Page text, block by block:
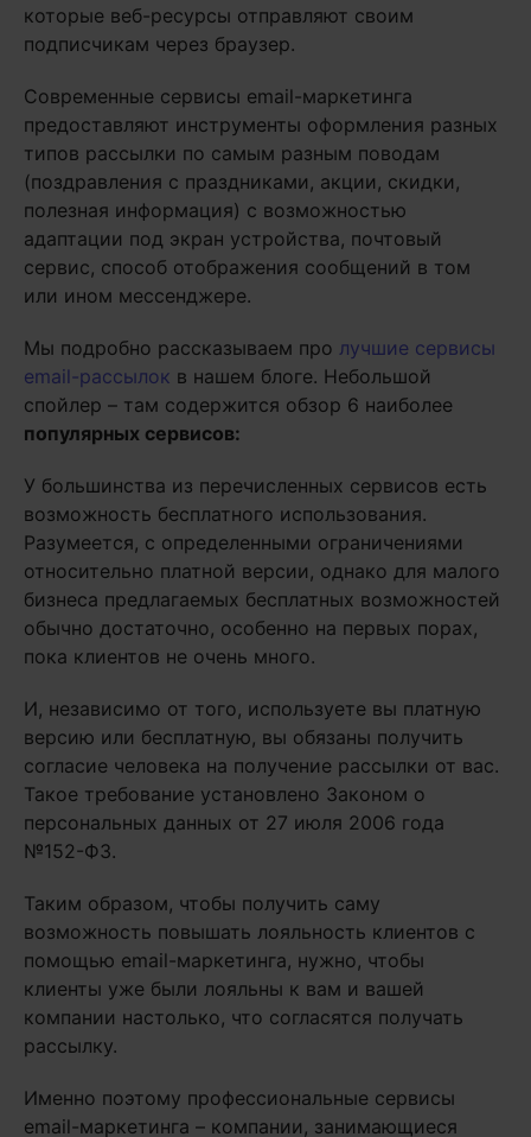
которые веб-ресурсы отправляют своим
подписчикам через браузер.
Современные сервисы email-маркетинга
предоставляют инструменты оформления разных
типов рассылки по самым разным поводам
(поздравления с праздниками, акции, скидки,
полезная информация) с возможностью
адаптации под экран устройства, почтовый
сервис, способ отображения сообщений в том
или ином мессенджере.
Мы подробно рассказываем про лучшие сервисы
email-рассылок в нашем блоге. Небольшой
спойлер – там содержится обзор 6 наиболее
популярных сервисов:
У большинства из перечисленных сервисов есть
возможность бесплатного использования.
Разумеется, с определенными ограничениями
относительно платной версии, однако для малого
бизнеса предлагаемых бесплатных возможностей
обычно достаточно, особенно на первых порах,
пока клиентов не очень много.
И, независимо от того, используете вы платную
версию или бесплатную, вы обязаны получить
согласие человека на получение рассылки от вас.
Такое требование установлено Законом о
персональных данных от 27 июля 2006 года
№152-ФЗ.
Таким образом, чтобы получить саму
возможность повышать лояльность клиентов с
помощью email-маркетинга, нужно, чтобы
клиенты уже были лояльны к вам и вашей
компании настолько, что согласятся получать
рассылку.
Именно поэтому профессиональные сервисы
email-маркетинга – компании, занимающиеся